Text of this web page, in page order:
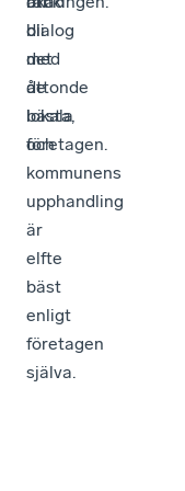
bli
det
åttonde
bästa,
och
kommunens
upphandling
är
elfte
bäst
enligt
företagen
själva.
dialog
med
de
lokala
företagen.